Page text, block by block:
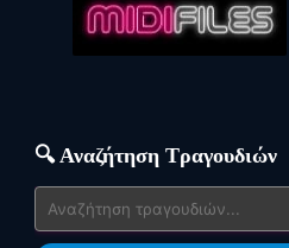
🔍 Αναζήτηση Τραγουδιών